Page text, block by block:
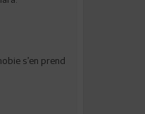
s’en prend